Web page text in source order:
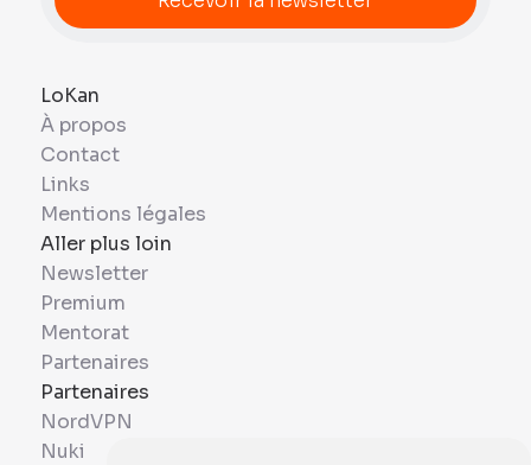
LoKan
À propos
Contact
Links
Mentions légales
Aller plus loin
Newsletter
Premium
Mentorat
Partenaires
Partenaires
NordVPN
Nuki